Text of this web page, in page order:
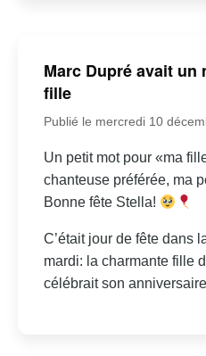
Marc Dupré avait un
fille
Publié le mercredi 10
Un petit mot pour «ma
chanteuse préférée, ma
Bonne fête Stella!
C’était jour de fête dans
mardi: la charmante fille
célébrait son